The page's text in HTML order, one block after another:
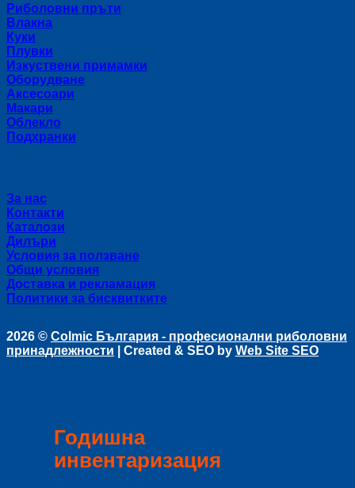
Риболовни пръти
Влакна
Куки
Плувки
Изкуствени примамки
Оборудване
Аксесоари
Макари
Облекло
Подхранки
За нас
Контакти
Каталози
Дилъри
Условия за ползване
Общи условия
Доставка и рекламация
Политики за бисквитките
2026 © Colmic България - професионални риболовни
принадлежности | Created & SEO by Web Site SEO
Годишна
инвентаризация